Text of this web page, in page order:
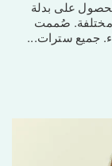
على بدلة
مختلفة. صُممت
جميع سترات...